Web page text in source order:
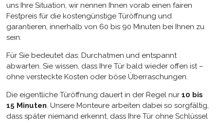
uns Ihre Situation, wir nennen Ihnen vorab einen fairen
Festpreis für die kostengünstige Türöffnung und
garantieren, innerhalb von 60 bis 90 Minuten bei Ihnen zu
sein.
Für Sie bedeutet das: Durchatmen und entspannt
abwarten. Sie wissen, dass Ihre Tür bald wieder offen ist –
ohne versteckte Kosten oder böse Überraschungen.
Die eigentliche Türöffnung dauert in der Regel nur 10 bis
15 Minuten. Unsere Monteure arbeiten dabei so sorgfältig,
dass später niemand erkennt, dass Ihre Tür ohne Schlüssel